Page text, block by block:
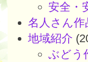
安全・
名人さん作
地域紹介
ぶどう